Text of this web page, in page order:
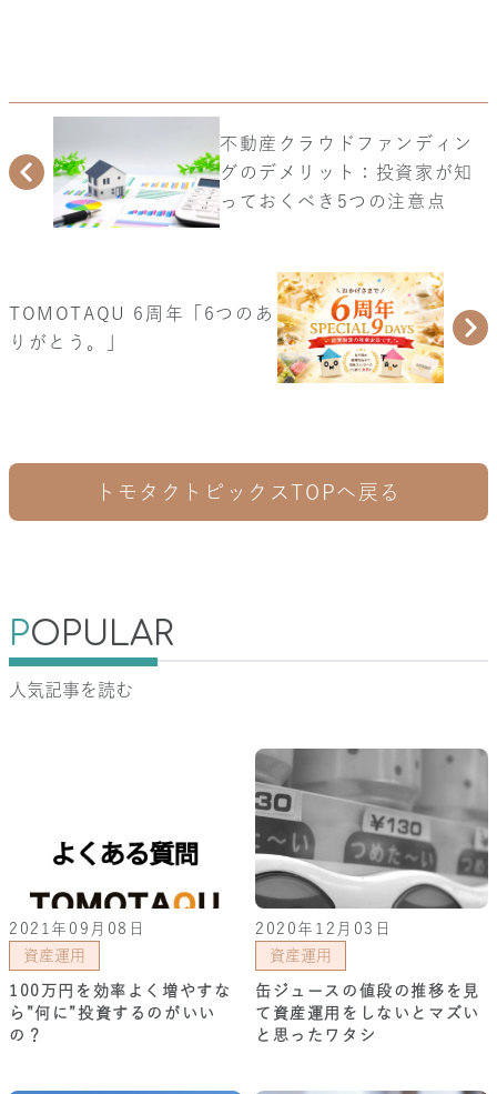
不動産クラウドファンディン
グのデメリット：投資家が知
っておくべき5つの注意点
TOMOTAQU 6周年「6つのあ
りがとう。」
トモタクトピックスTOPへ戻る
POPULAR
人気記事を読む
2021年09月08日
資産運用
100万円を効率よく増やすな
ら”何に”投資するのがいい
の？
2020年12月03日
資産運用
缶ジュースの値段の推移を見
て資産運用をしないとマズい
と思ったワタシ